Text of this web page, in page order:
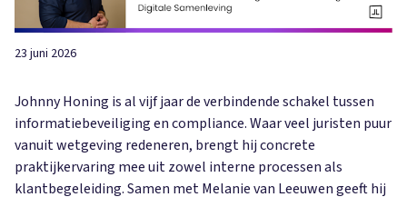
23 juni 2026
Johnny Honing is al vijf jaar de verbindende schakel tussen
informatiebeveiliging en compliance. Waar veel juristen puur
vanuit wetgeving redeneren, brengt hij concrete
praktijkervaring mee uit zowel interne processen als
klantbegeleiding. Samen met Melanie van Leeuwen geeft hij